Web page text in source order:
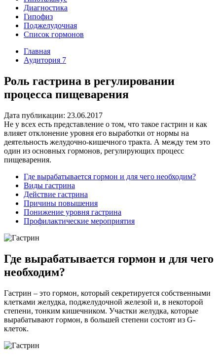
Диагностика
Гипофиз
Поджелудочная
Список гормонов
Главная
Аудитория 7
Роль гастрина в регулировании
процесса пищеварения
Дата публикации: 23.06.2017
Не у всех есть представление о том, что такое гастрин и как
влияет отклонение уровня его выработки от нормы на
деятельность желудочно-кишечного тракта. А между тем это
один из основных гормонов, регулирующих процесс
пищеварения.
Где вырабатывается гормон и для чего необходим?
Виды гастрина
Действие гастрина
Причины повышения
Понижение уровня гастрина
Профилактические мероприятия
Где вырабатывается гормон и для чего
необходим?
Гастрин – это гормон, который секретируется собственными
клетками желудка, поджелудочной железой и, в некоторой
степени, тонким кишечником. Участки желудка, которые
вырабатывают гормон, в большей степени состоят из G-
клеток.